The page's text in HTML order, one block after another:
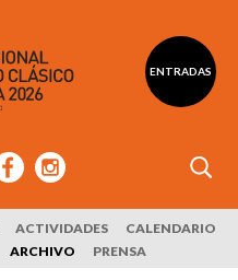
ENTRADAS
ACTIVIDADES
CALENDARIO
ARCHIVO PRENSA